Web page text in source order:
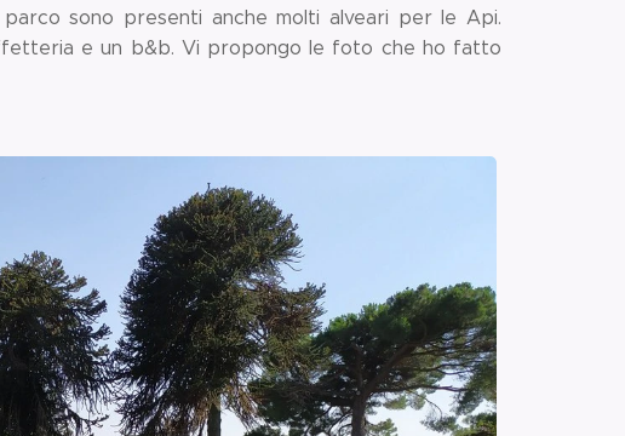
sono presenti anche molti alveari per le Api.
e un b&b. Vi propongo le foto che ho fatto